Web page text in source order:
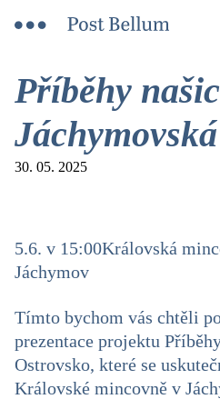
Příběhy
30. 05. 2025
5.6. v 15:00Královská
Jáchymov
Tímto bychom vás chtěli
prezentace projektu
Ostrovsko, které se
Královské mincovně v